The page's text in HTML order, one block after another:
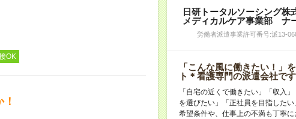
OK
日研トータルソーシング
メディカルケア事業部 ナ
労働者派遣事業許可番号:派13-
「こんな風に働きたい！」
ト＊看護専門の派遣会社です
「自宅の近くで働きたい」「収入
を選びたい」「正社員を目指したい
希望条件や、仕事上の不満も丁寧に